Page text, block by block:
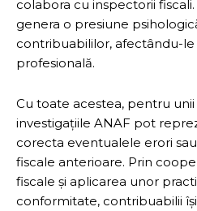
colabora cu inspectorii
genera o presiune
contribuabililor, afectându-
profesională.
Cu toate acestea, pentru
investigațiile ANAF pot
corecta eventualele erori
fiscale anterioare. Prin
fiscale și aplicarea unor
conformitate, contribuabilii